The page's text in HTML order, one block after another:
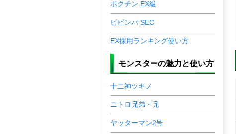
ポクチン EX級
ピピンパ SEC
EX採用ランキング使い方
モンスターの魅力と使い方
十二神ツキノ
ニトロ兄弟・兄
ヤッターマン2号